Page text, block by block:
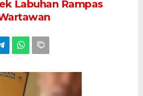
Polsek
Labuhan
Hand
Phone
Wartawan
Labuhan Rampas